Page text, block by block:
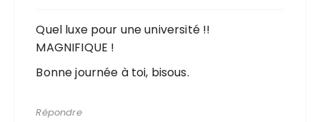
Quel luxe pour une université !!
MAGNIFIQUE !
Bonne journée à toi, bisous.
Répondre